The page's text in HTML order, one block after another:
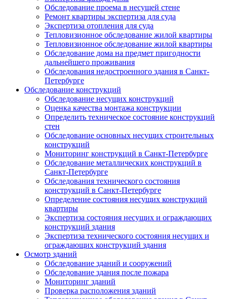
Обследование проема в несущей стене
Ремонт квартиры экспертиза для суда
Экспертиза отопления для суда
Тепловизионное обследование жилой квартиры
Тепловизионное обследование жилой квартиры
Обследование дома на предмет пригодности
дальнейшего проживания
Обследования недостроенного здания в Санкт-
Петербурге
Обследование конструкций
Обследование несущих конструкций
Оценка качества монтажа конструкции
Определить техническое состояние конструкций
стен
Обследование основных несущих строительных
конструкций
Мониторинг конструкций в Санкт-Петербурге
Обследование металлических конструкций в
Санкт-Петербурге
Обследования технического состояния
конструкций в Санкт-Петербурге
Определение состояния несущих конструкций
квартиры
Экспертиза состояния несущих и ограждающих
конструкций здания
Экспертиза технического состояния несущих и
ограждающих конструкций здания
Осмотр зданий
Обследование зданий и сооружений
Обследование здания после пожара
Мониторинг зданий
Проверка расположения зданий